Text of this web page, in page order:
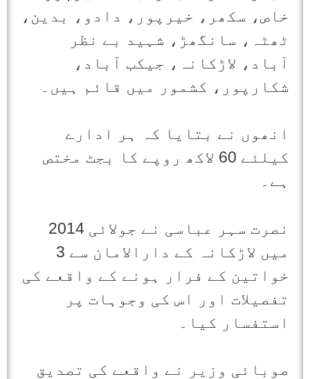
خاص، سکھر، خیرپور، دادو، بدین،
ٹھٹہ، سانگھڑ، شہید بے نظر
آباد، لاڑکانہ، جیکب آباد،
شکارپور، کشمور میں قائم ہیں۔
انھوں نے بتایا کہ ہر ادارے
کیلئے 60 لاکھ روپے کا بجٹ مختص
ہے۔
نصرت سہر عباسی نے جولائی 2014
میں لاڑکانہ کے دارالامان سے 3
خواتین کے فرار ہونے کے واقعے کی
تفصیلات اور اس کی وجوہات پر
استفسار کیا۔
صوبائی وزیر نے واقعے کی تصدیق